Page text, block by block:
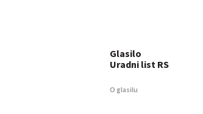
Glasilo
Uradni list RS
O glasilu